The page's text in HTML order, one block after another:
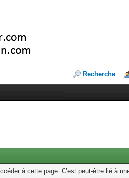
Recherche
à cette page. C’est peut-être lié à